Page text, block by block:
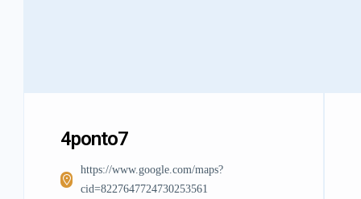
4ponto7
https://www.google.com/maps?
cid=8227647724730253561